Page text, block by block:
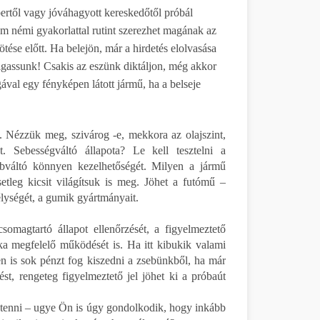
vagy jóváhagyott kereskedőtől próbál
némi gyakorlattal rutint szerezhet magának az
előtt. Ha belejön, már a hirdetés elolvasása
Csakis az eszünk diktáljon, még akkor
egy fényképen látott jármű, ha a belseje
meg, szivárog -e, mekkora az olajszint,
állapota? Le kell tesztelni a
könnyen kezelhetőségét. Milyen a jármű
kicsit világítsuk is meg. Jöhet a futómű –
a gumik gyártmányait.
állapot ellenőrzését, a figyelmeztető
megfelelő működését is. Ha itt kibukik valami
is sok pénzt fog kiszedni a zsebünkből, ha már
rengeteg figyelmeztető jel jöhet ki a próbaút
– ugye Ön is úgy gondolkodik, hogy inkább